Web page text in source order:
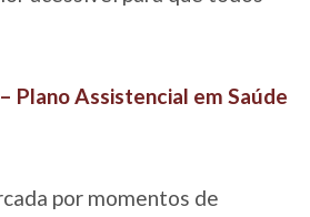
Plano Assistencial em Saúde
por momentos de